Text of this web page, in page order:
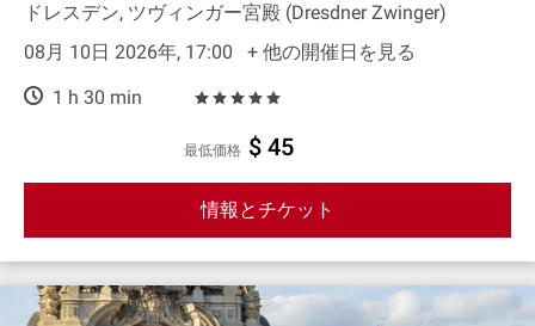
ドレスデン, ツヴィンガー宮殿 (Dresdner Zwinger)
08月 10日 2026年, 17:00
+ 他の開催日を見る
1 h 30 min
最低価格 $ 45
情報とチケット